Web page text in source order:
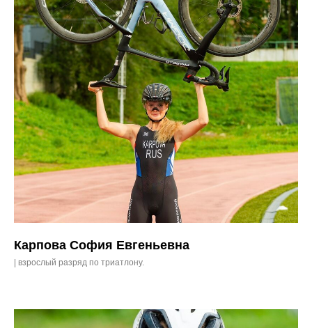
Карпова София Евгеньевна
| взрослый разряд по триатлону.